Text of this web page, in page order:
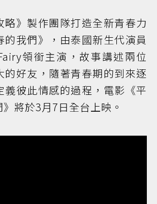
略》製作團隊打造全新青春力
的我們》，由泰國新生代演員
領銜主演，故事講述兩位
的好友，隨著青春期的到來逐
義彼此情感的過程，電影《平
將於3月7日全台上映。